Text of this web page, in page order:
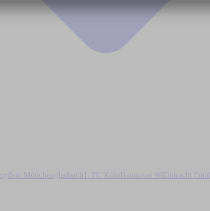
Bor. Mönchengladbach 1. FC Köln Hannover 96Eintracht